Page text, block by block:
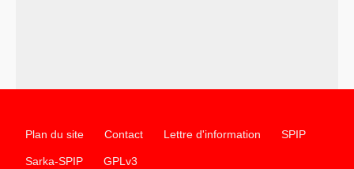
Plan du site Contact Lettre d'information SPIP
Sarka-SPIP GPLv3